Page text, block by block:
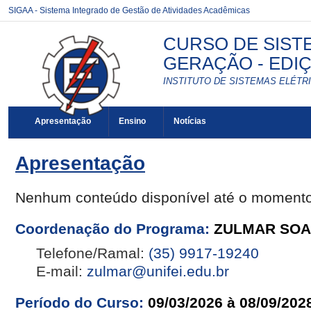
SIGAA - Sistema Integrado de Gestão de Atividades Acadêmicas
CURSO DE
GERAÇÃO -
INSTITUTO DE SISTEMAS
Apresentação Ensino Notícias
Apresentação
Nenhum conteúdo disponível até o
Coordenação do Programa: ZULMAR
Telefone/Ramal: (35) 9917-19240
E-mail: zulmar@unifei.edu.br
Período do Curso: 09/03/2026 à 08/09/